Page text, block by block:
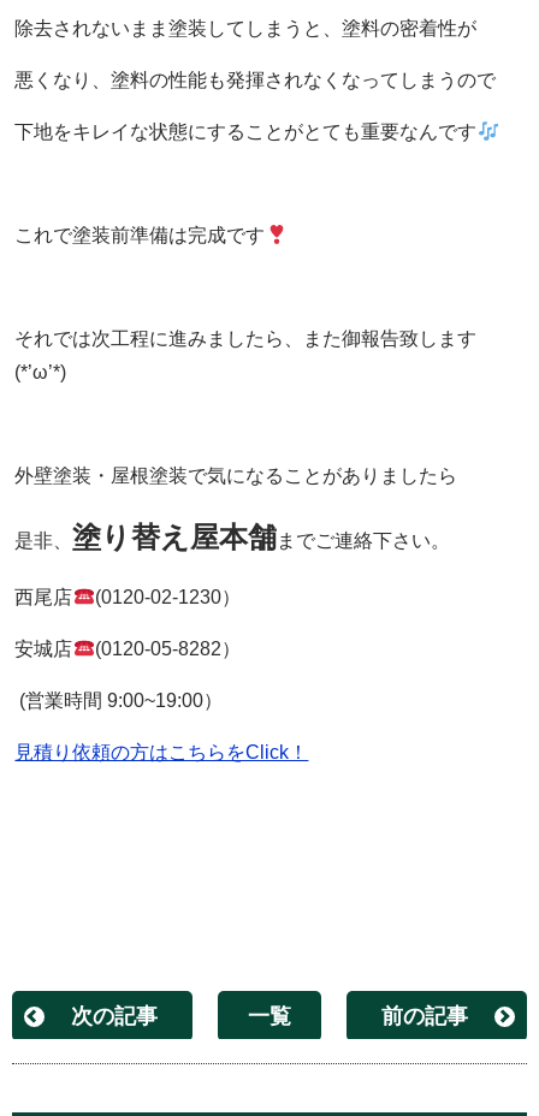
除去されないまま塗装してしまうと、塗料の密着性が
悪くなり、塗料の性能も発揮されなくなってしまうので
下地をキレイな状態にすることがとても重要なんです
これで塗装前準備は完成です
それでは次工程に進みましたら、また御報告致します
(*’ω’*)
外壁塗装・屋根塗装で気になることがありましたら
是非、 塗り替え屋本舗までご連絡下さい。
西尾店 (0120-02-1230）
安城店 (0120-05-8282）
(営業時間 9:00~19:00）
見積り依頼の方はこちらをClick！
次の記事 一覧 前の記事